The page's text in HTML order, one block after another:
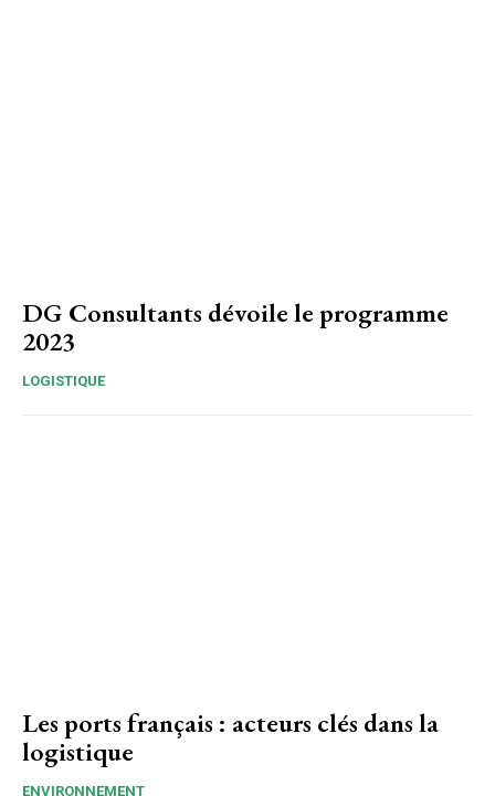
DG Consultants dévoile le programme
2023
LOGISTIQUE
Les ports français : acteurs clés dans la
logistique
ENVIRONNEMENT